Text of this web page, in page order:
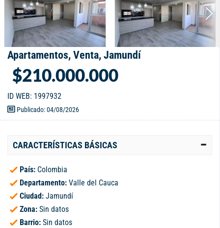
Apartamentos, Venta, Jamundí
$210.000.000
ID WEB: 1997932
Publicado: 04/08/2026
CARACTERÍSTICAS BÁSICAS
País: Colombia
Departamento: Valle del Cauca
Ciudad: Jamundí
Zona: Sin datos
Barrio: Sin datos